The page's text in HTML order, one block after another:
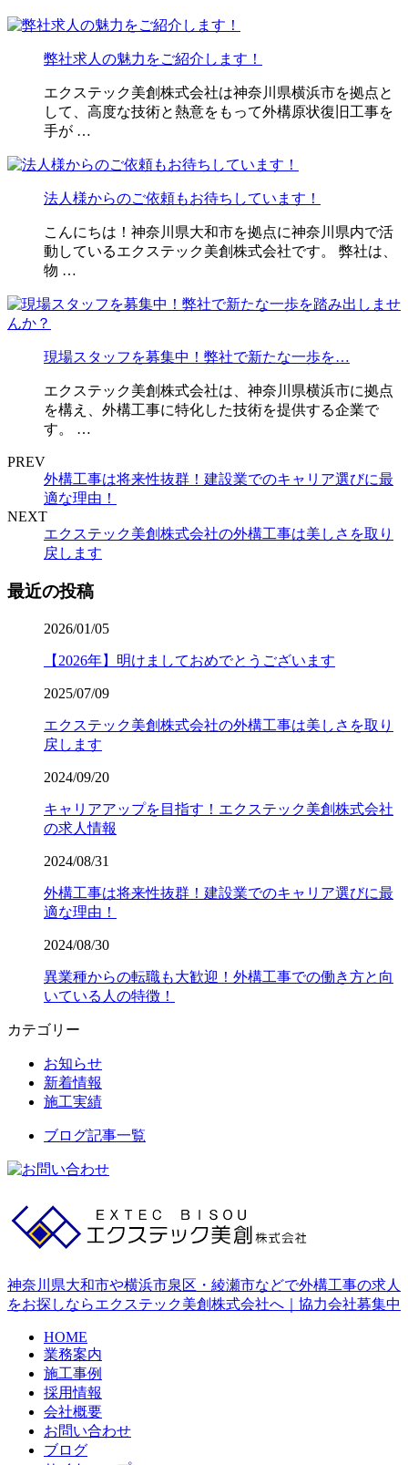
弊社求人の魅力をご紹介します！
エクステック美創株式会社は神奈川県横浜市を拠点と
して、高度な技術と熱意をもって外構原状復旧工事を
手が …
法人様からのご依頼もお待ちしています！
こんにちは！神奈川県大和市を拠点に神奈川県内で活
動しているエクステック美創株式会社です。 弊社は、
物 …
現場スタッフを募集中！弊社で新たな一歩を…
エクステック美創株式会社は、神奈川県横浜市に拠点
を構え、外構工事に特化した技術を提供する企業で
す。 …
PREV
外構工事は将来性抜群！建設業でのキャリア選びに最
適な理由！
NEXT
エクステック美創株式会社の外構工事は美しさを取り
戻します
最近の投稿
2026/01/05
【2026年】明けましておめでとうございます
2025/07/09
エクステック美創株式会社の外構工事は美しさを取り
戻します
2024/09/20
キャリアアップを目指す！エクステック美創株式会社
の求人情報
2024/08/31
外構工事は将来性抜群！建設業でのキャリア選びに最
適な理由！
2024/08/30
異業種からの転職も大歓迎！外構工事での働き方と向
いている人の特徴！
カテゴリー
お知らせ
新着情報
施工実績
ブログ記事一覧
神奈川県大和市や横浜市泉区・綾瀬市などで外構工事の求人
をお探しならエクステック美創株式会社へ｜協力会社募集中
HOME
業務案内
施工事例
採用情報
会社概要
お問い合わせ
ブログ